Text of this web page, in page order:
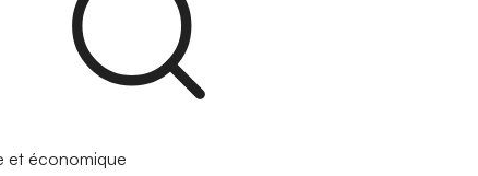
et économique